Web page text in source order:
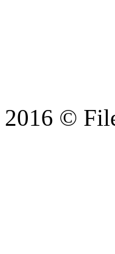
2016 ©